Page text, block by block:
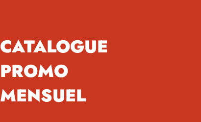
CATALOGUE
PROMO
MENSUEL